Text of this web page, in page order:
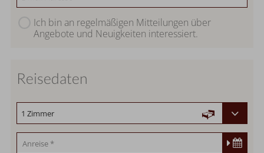
Ich bin an regelmäßigen Mitteilungen über
Angebote und Neuigkeiten interessiert.
Reisedaten